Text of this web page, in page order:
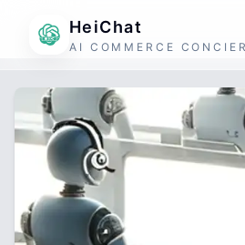
HeiChat
AI COMMERCE